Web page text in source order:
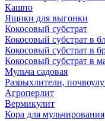
Кашпо
Ящики для выгонки
Кокосовый субстрат
Кокосовый субстрат в
Кокосовый субстрат в
Кокосовый субстрат в
Мульча садовая
Разрыхлители,
Агроперлит
Вермикулит
Кора для мульчирования